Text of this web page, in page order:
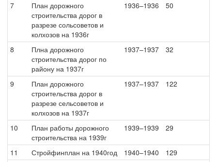
7
План дорожного
строительства дорог в
разрезе сольсоветов и
колхозов на 1936г
1936–1936 50
8
Плна дорожного
строительства дорог по
району на 1937г
1937–1937 32
9
План дорожного
строительства дорог в
разрезе сельсоветов и
колхозов на 1937г
1937–1937 122
10
План работы дорожного
строительства на 1939г
1939–1939 29
11 Стройфинплан на 1940год 1940–1940
129